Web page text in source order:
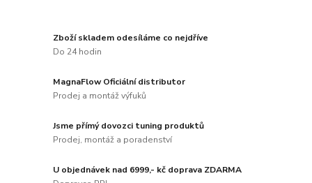
Zboží skladem odesíláme co nejdříve
Do 24 hodin
MagnaFlow Oficiální distributor
Prodej a montáž výfuků
Jsme přímý dovozci tuning produktů
Prodej, montáž a poradenství
U objednávek nad 6999,- kč doprava ZDARMA